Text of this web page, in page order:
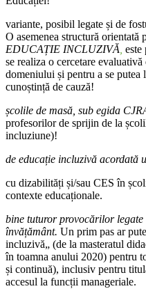
variante, posibil legate și de
O asemenea structură orientată
EDUCAȚIE INCLUZIVĂ este
se realiza o cercetare
domeniului și pentru a se putea
cunoștință de cauză!
școlile de masă, sub egida
profesorilor de sprijin de la
incluziune)!
de educație incluzivă acordată
cu dizabilități și/sau CES în
contexte educaționale.
bine tuturor provocărilor legate
învățământ. Un prim pas ar
incluzivă„ (de la masteratul
în toamna anului 2020) pentru
și continuă), inclusiv pentru
accesul la funcții manageriale.